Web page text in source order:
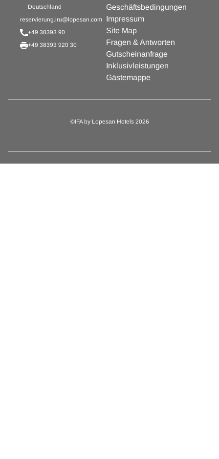
Deutschland
reservierung.iru@lopesan.com
+49 38393 90
+49 38393 920 30
Geschäftsbedingungen
Impressum
Site Map
Fragen & Antworten
Gutscheinanfrage
Inklusivleistungen
Gästemappe
©IFA by Lopesan Hotels 2026